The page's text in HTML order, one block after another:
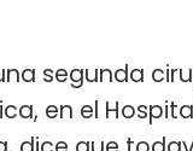
segunda
en el